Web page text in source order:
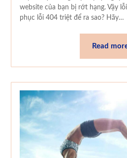
website của bạn bị rớt hạng. Vậy
phục lỗi 404 triệt để ra sao? Hãy…
Read